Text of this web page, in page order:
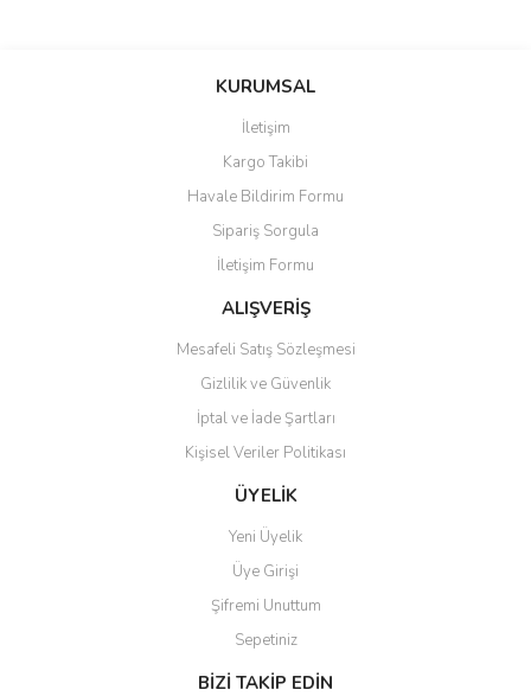
Bu ürüne ilk yorumu siz yapın!
Ürün resmi kalitesiz, bozuk veya görüntülenemiyor.
Ürün açıklamasında eksik bilgiler bulunuyor.
Ürün bilgilerinde hatalar bulunuyor.
Ürün fiyatı diğer sitelerden daha pahalı.
Bu ürüne benzer farklı alternatifler olmalı.
Gönder
KURUMSAL
İletişim
Kargo Takibi
Havale Bildirim Formu
Sipariş Sorgula
İletişim Formu
ALIŞVERİŞ
Mesafeli Satış Sözleşmesi
Gizlilik ve Güvenlik
İptal ve İade Şartları
Kişisel Veriler Politikası
ÜYELİK
Yeni Üyelik
Üye Girişi
Şifremi Unuttum
Sepetiniz
BİZİ TAKİP EDİN